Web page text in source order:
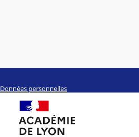
Données personnelles